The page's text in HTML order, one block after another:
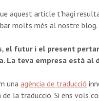
aquest article t'hagi
molts més al nostre blog.
el futur i el present
La teva empresa està al
una agència de traducció
la traducció. Si ens vols